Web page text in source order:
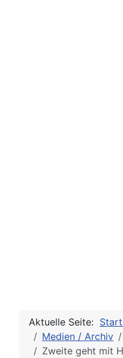
Aktuelle Seite:
Medien / Archiv
Zweite geht mit